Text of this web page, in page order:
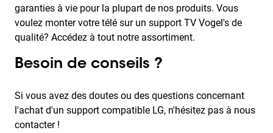
garanties à vie pour la plupart de nos produits. Vous
voulez monter votre télé sur un support TV Vogel's de
qualité? Accédez à tout notre assortiment.
Besoin de conseils ?
Si vous avez des doutes ou des questions concernant
l'achat d'un support compatible LG, n'hésitez pas à nous
contacter !